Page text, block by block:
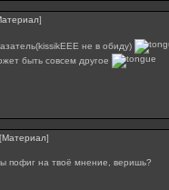
]
не в обиду)
быть совсем другое
[Материал]
пофиг на твоё мнение, веришь?